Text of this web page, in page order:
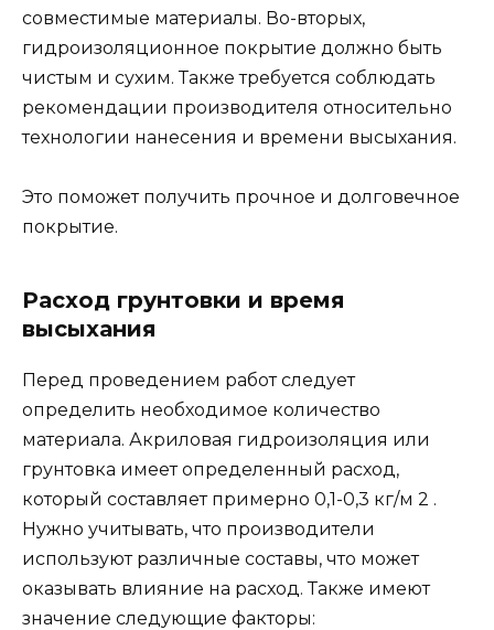
совместимые материалы. Во-вторых,
гидроизоляционное покрытие должно быть
чистым и сухим. Также требуется соблюдать
рекомендации производителя относительно
технологии нанесения и времени высыхания.
Это поможет получить прочное и долговечное
покрытие.
Расход грунтовки и время
высыхания
Перед проведением работ следует
определить необходимое количество
материала. Акриловая гидроизоляция или
грунтовка имеет определенный расход,
который составляет примерно 0,1-0,3 кг/м 2 .
Нужно учитывать, что производители
используют различные составы, что может
оказывать влияние на расход. Также имеют
значение следующие факторы: